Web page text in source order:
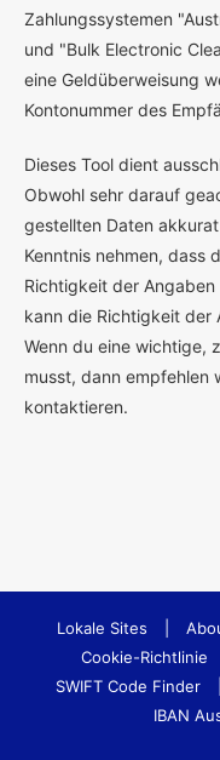
Zahlungssystemen
und "Bulk Electronic
eine Geldüberweisung
Kontonummer des
Dieses Tool dient
Obwohl sehr darauf
gestellten Daten
Kenntnis nehmen, dass
Richtigkeit der
kann die Richtigkeit der
Wenn du eine wichtige,
musst, dann empfehlen
kontaktieren.
Lokale Sites
Cookie-Richtlinie
SWIFT Code Finder
IBAN